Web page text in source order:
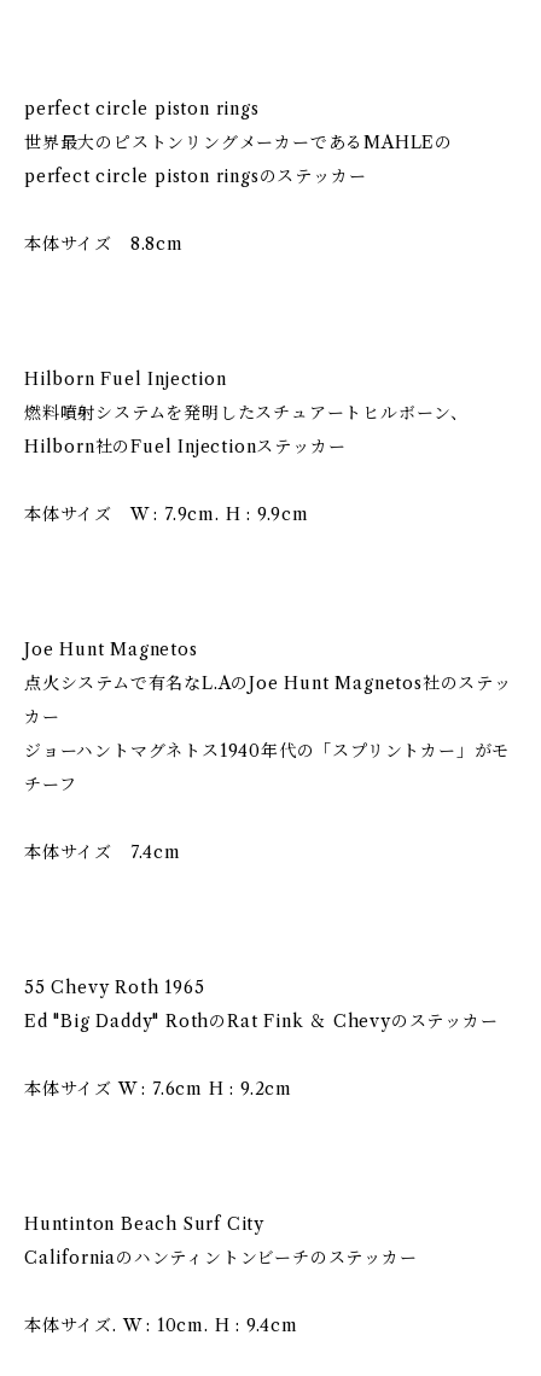
perfect circle piston rings
世界最大のピストンリングメーカーであるMAHLEの
perfect circle piston ringsのステッカー
本体サイズ 8.8cm
Hilborn Fuel Injection
燃料噴射システムを発明したスチュアートヒルボーン、
Hilborn社のFuel Injectionステッカー
本体サイズ W : 7.9cm. H : 9.9cm
Joe Hunt Magnetos
点火システムで有名なL.AのJoe Hunt Magnetos社のステッ
カー
ジョーハントマグネトス1940年代の「スプリントカー」がモ
チーフ
本体サイズ 7.4cm
55 Chevy Roth 1965
Ed "Big Daddy" RothのRat Fink ＆ Chevyのステッカー
本体サイズ W : 7.6cm H : 9.2cm
Huntinton Beach Surf City
Californiaのハンティントンビーチのステッカー
本体サイズ. W : 10cm. H : 9.4cm